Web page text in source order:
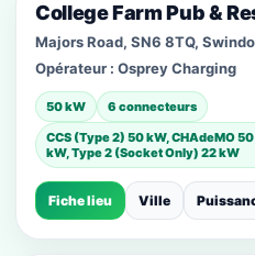
College Farm Pub &
Majors Road, SN6 8TQ,
Opérateur : Osprey Charging
50 kW
6 connecteurs
CCS (Type 2) 50 kW, CHAdeMO
kW, Type 2 (Socket Only) 22 kW
Fiche lieu Ville